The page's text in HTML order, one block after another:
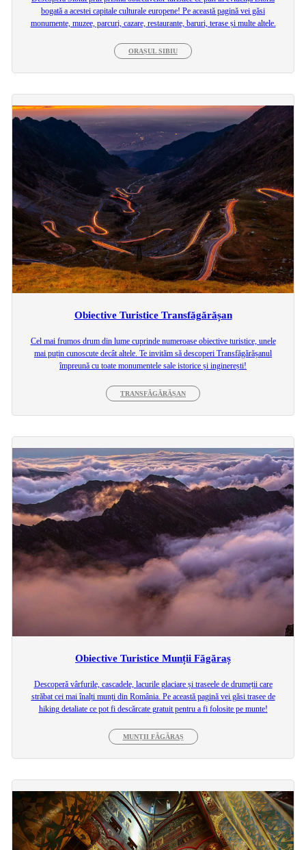
bogată a acestei capitale culturale europene! Pe această pagină vei găsi
monumente, muzee, parcuri, cazare, restaurante, baruri, terase și multe altele.
ORAȘUL SIBIU
Obiective Turistice Transfăgărășan
Cel mai frumos drum din lume cuprinde numeroase obiective turistice, unele
mai puțin cunoscute decât altele. Te invităm să descoperi Transfăgărășanul
împreună cu toate monumentele sale istorice și inginerești!
TRANSFĂGĂRĂȘAN
Obiective Turistice Munții Făgăraș
Descoperă vârfurile, cascadele, lacurile glaciare și traseele de drumeții care
străbat cei mai înalți munți din România. Pe această pagină vei găsi trasee de
hiking detaliate ce pot fi descărcate gratuit pentru a fi folosite pe munte!
MUNȚII FĂGĂRAȘ